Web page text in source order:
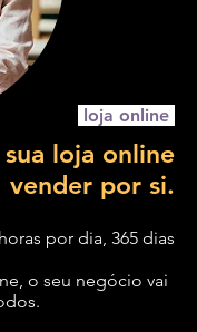
loja online
sua loja online
vender por si.
por dia, 365 dias
o seu negócio vai